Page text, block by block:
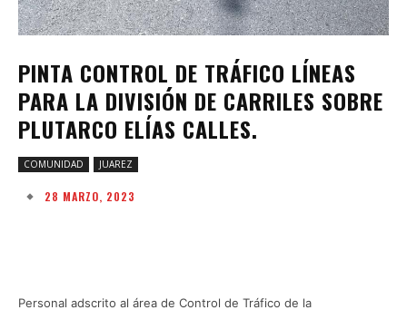
PINTA CONTROL DE TRÁFICO LÍNEAS
PARA LA DIVISIÓN DE CARRILES SOBRE
PLUTARCO ELÍAS CALLES.
COMUNIDAD JUAREZ
28 MARZO, 2023
Personal adscrito al área de Control de Tráfico de la